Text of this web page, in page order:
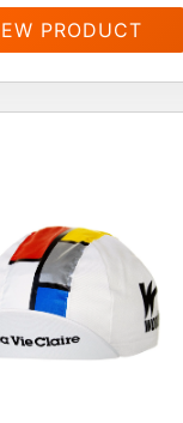
PRODUCT